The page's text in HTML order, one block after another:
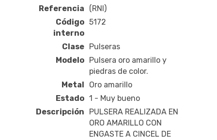
Referencia
(RNI)
Código
interno
5172
Clase Pulseras
Modelo Pulsera oro amarillo y
piedras de color.
Metal
Oro amarillo
Estado 1 - Muy bueno
Descripción
PULSERA REALIZADA EN
ORO AMARILLO CON
ENGASTE A CINCEL DE